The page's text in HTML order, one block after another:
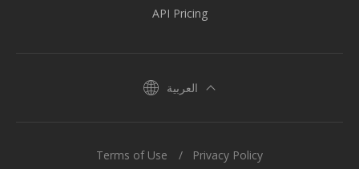
API Pricing
العربية
Terms of Use Privacy Policy